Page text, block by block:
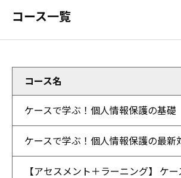
コース一覧
コース名
ケースで学ぶ！個人情報保護の基礎
ケースで学ぶ！個人情報保護の最
【アセスメント＋ラーニング】 ケ